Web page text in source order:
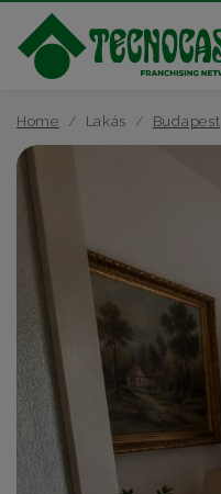
Home Lakás Budapest